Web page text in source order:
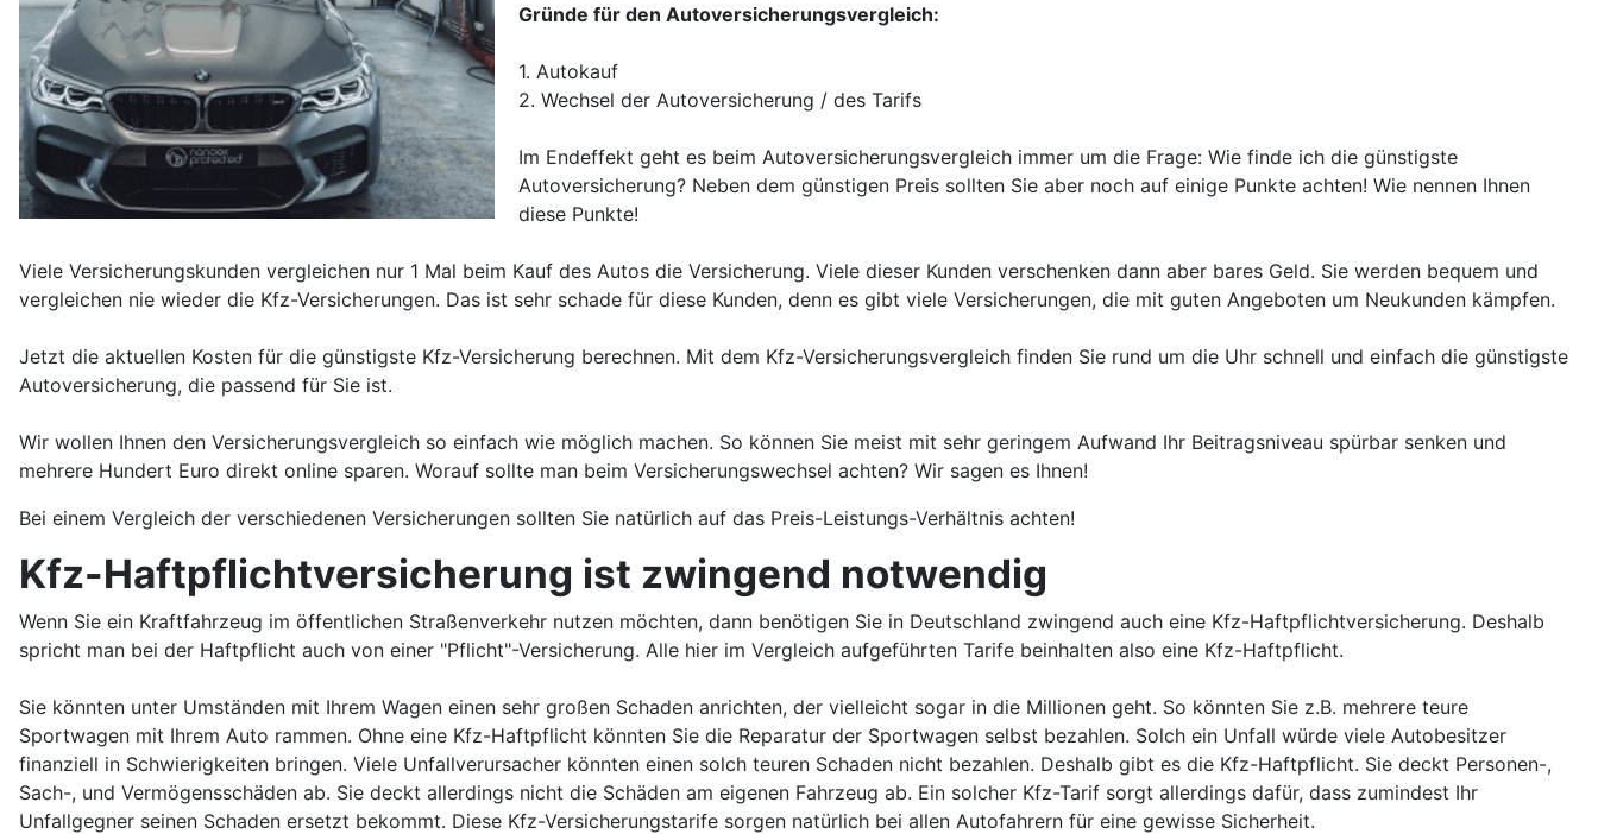
Gründe für den Autoversicherungsvergleich:
1. Autokauf
2. Wechsel der Autoversicherung / des Tarifs
Im Endeffekt geht es beim Autoversicherungsvergleich immer um die Frage: Wie finde ich die günstigste
Autoversicherung? Neben dem günstigen Preis sollten Sie aber noch auf einige Punkte achten! Wie nennen Ihnen
diese Punkte!
Viele Versicherungskunden vergleichen nur 1 Mal beim Kauf des Autos die Versicherung. Viele dieser Kunden verschenken dann aber bares Geld. Sie werden bequem und
vergleichen nie wieder die Kfz-Versicherungen. Das ist sehr schade für diese Kunden, denn es gibt viele Versicherungen, die mit guten Angeboten um Neukunden kämpfen.
Jetzt die aktuellen Kosten für die günstigste Kfz-Versicherung berechnen. Mit dem Kfz-Versicherungsvergleich finden Sie rund um die Uhr schnell und einfach die günstigste
Autoversicherung, die passend für Sie ist.
Wir wollen Ihnen den Versicherungsvergleich so einfach wie möglich machen. So können Sie meist mit sehr geringem Aufwand Ihr Beitragsniveau spürbar senken und
mehrere Hundert Euro direkt online sparen. Worauf sollte man beim Versicherungswechsel achten? Wir sagen es Ihnen!
Bei einem Vergleich der verschiedenen Versicherungen sollten Sie natürlich auf das Preis-Leistungs-Verhältnis achten!
Kfz-Haftpflichtversicherung ist zwingend notwendig
Wenn Sie ein Kraftfahrzeug im öffentlichen Straßenverkehr nutzen möchten, dann benötigen Sie in Deutschland zwingend auch eine Kfz-Haftpflichtversicherung. Deshalb
spricht man bei der Haftpflicht auch von einer "Pflicht"-Versicherung. Alle hier im Vergleich aufgeführten Tarife beinhalten also eine Kfz-Haftpflicht.
Sie könnten unter Umständen mit Ihrem Wagen einen sehr großen Schaden anrichten, der vielleicht sogar in die Millionen geht. So könnten Sie z.B. mehrere teure
Sportwagen mit Ihrem Auto rammen. Ohne eine Kfz-Haftpflicht könnten Sie die Reparatur der Sportwagen selbst bezahlen. Solch ein Unfall würde viele Autobesitzer
finanziell in Schwierigkeiten bringen. Viele Unfallverursacher könnten einen solch teuren Schaden nicht bezahlen. Deshalb gibt es die Kfz-Haftpflicht. Sie deckt Personen-,
Sach-, und Vermögensschäden ab. Sie deckt allerdings nicht die Schäden am eigenen Fahrzeug ab. Ein solcher Kfz-Tarif sorgt allerdings dafür, dass zumindest Ihr
Unfallgegner seinen Schaden ersetzt bekommt. Diese Kfz-Versicherungstarife sorgen natürlich bei allen Autofahrern für eine gewisse Sicherheit.